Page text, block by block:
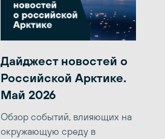
Дайджест новостей о
Российской Арктике.
Май 2026
Обзор событий, влияющих на
окружающую среду в